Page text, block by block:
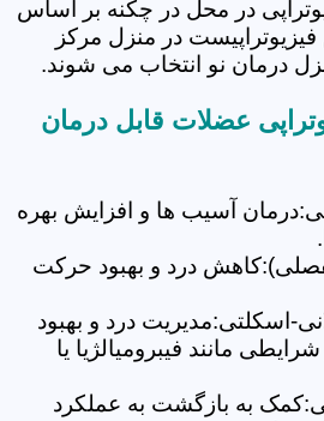
در محل در چکنه بر اساس
در منزل مرکز
درمان نو انتخاب می شوند.
عضلات قابل درمان
آسیب ها و افزایش بهره
درد و بهبود حرکت
اسکلتی:مدیریت درد و بهبود
مانند فیبرومیالژیا یا
به بازگشت به عملکرد